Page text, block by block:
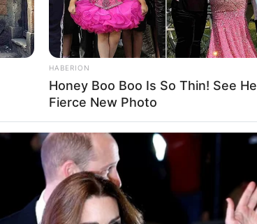
Tampil Lebih Modern, 7 Potret
Hasil Renovasi Rumah Berusia
90 Tahun
HABERION
Honey Boo Boo Is So Thin! See
Fierce New Photo